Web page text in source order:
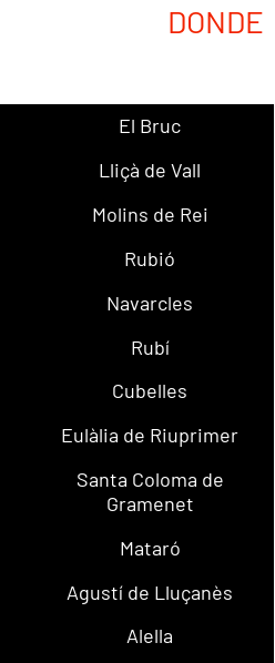
DONDE
El Bruc
Lliçà de Vall
Molins de Rei
Rubió
Navarcles
Rubí
Cubelles
Eulàlia de Riuprimer
Santa Coloma de
Gramenet
Mataró
Agustí de Lluçanès
Alella